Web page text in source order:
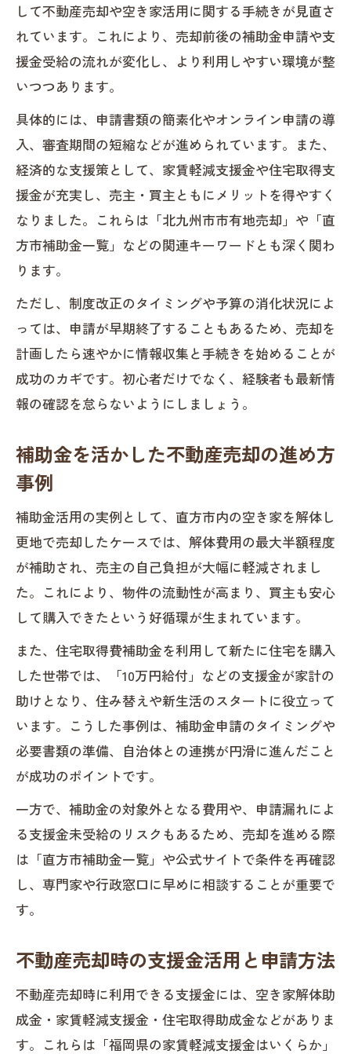
して不動産売却や空き家活用に関する手続きが見直さ
れています。これにより、売却前後の補助金申請や支
援金受給の流れが変化し、より利用しやすい環境が整
いつつあります。
具体的には、申請書類の簡素化やオンライン申請の導
入、審査期間の短縮などが進められています。また、
経済的な支援策として、家賃軽減支援金や住宅取得支
援金が充実し、売主・買主ともにメリットを得やすく
なりました。これらは「北九州市市有地売却」や「直
方市補助金一覧」などの関連キーワードとも深く関わ
ります。
ただし、制度改正のタイミングや予算の消化状況によ
っては、申請が早期終了することもあるため、売却を
計画したら速やかに情報収集と手続きを始めることが
成功のカギです。初心者だけでなく、経験者も最新情
報の確認を怠らないようにしましょう。
補助金を活かした不動産売却の進め方
事例
補助金活用の実例として、直方市内の空き家を解体し
更地で売却したケースでは、解体費用の最大半額程度
が補助され、売主の自己負担が大幅に軽減されまし
た。これにより、物件の流動性が高まり、買主も安心
して購入できたという好循環が生まれています。
また、住宅取得費補助金を利用して新たに住宅を購入
した世帯では、「10万円給付」などの支援金が家計の
助けとなり、住み替えや新生活のスタートに役立って
います。こうした事例は、補助金申請のタイミングや
必要書類の準備、自治体との連携が円滑に進んだこと
が成功のポイントです。
一方で、補助金の対象外となる費用や、申請漏れによ
る支援金未受給のリスクもあるため、売却を進める際
は「直方市補助金一覧」や公式サイトで条件を再確認
し、専門家や行政窓口に早めに相談することが重要で
す。
不動産売却時の支援金活用と申請方法
不動産売却時に利用できる支援金には、空き家解体助
成金・家賃軽減支援金・住宅取得助成金などがありま
す。これらは「福岡県の家賃軽減支援金はいくらか」